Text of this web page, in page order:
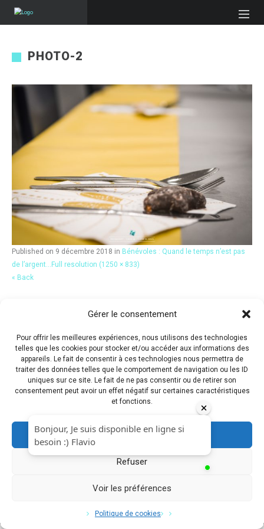
Gérer le consentement
Pour offrir les meilleures expériences, nous utilisons des technologies
telles que les cookies pour stocker et/ou accéder aux informations des
appareils. Le fait de consentir à ces technologies nous permettra de
traiter des données telles que le comportement de navigation ou les ID
uniques sur ce site. Le fait de ne pas consentir ou de retirer son
consentement peut avoir un effet négatif sur certaines caractéristiques
et fonctions.
Accepter
Refuser
Voir les préférences
Politique de cookies
PHOTO-2
Published on 9 décembre 2018 in Bénévoles : Quand le temps n’est pas
de l’argent… Full resolution (1250 × 833)
« Back
Copyright © 2017 Flavio Da Costa. All Rights Reserved.